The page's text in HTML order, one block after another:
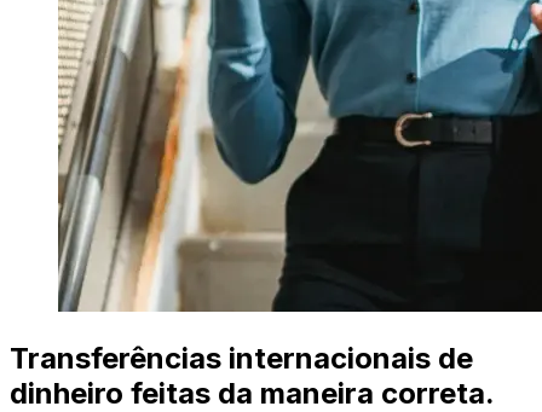
Transferências internacionais de
dinheiro feitas da maneira correta.